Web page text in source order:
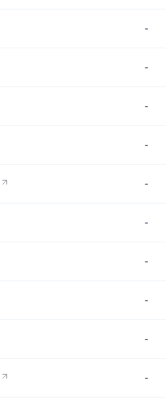
-
-
-
-
-
-
-
-
-
-